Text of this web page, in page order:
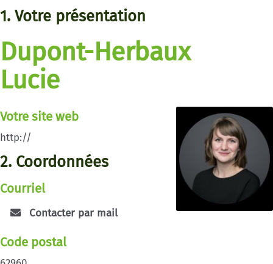
1. Votre présentation
Dupont-Herbaux
Lucie
Votre site web
http://
2. Coordonnées
Courriel
Contacter par mail
Code postal